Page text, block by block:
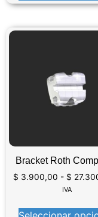
Bracket Roth
$ 3.900,00 - $
IVA